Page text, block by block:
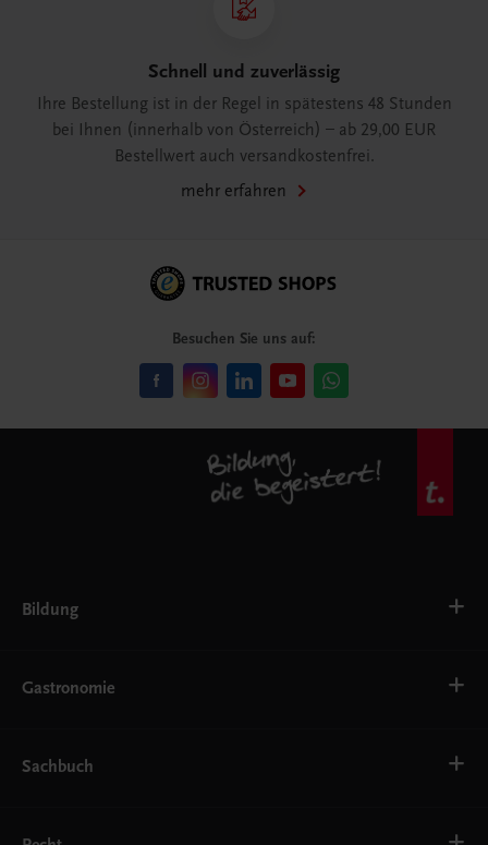
Schnell und zuverlässig
Ihre Bestellung ist in der Regel in spätestens 48 Stunden
bei Ihnen (innerhalb von Österreich) – ab 29,00 EUR
Bestellwert auch versandkostenfrei.
mehr erfahren
Besuchen Sie uns auf:
Bildung
AHS
EWF/ZWF
FW
Gastronomie
Getränke
Service
Sachbuch